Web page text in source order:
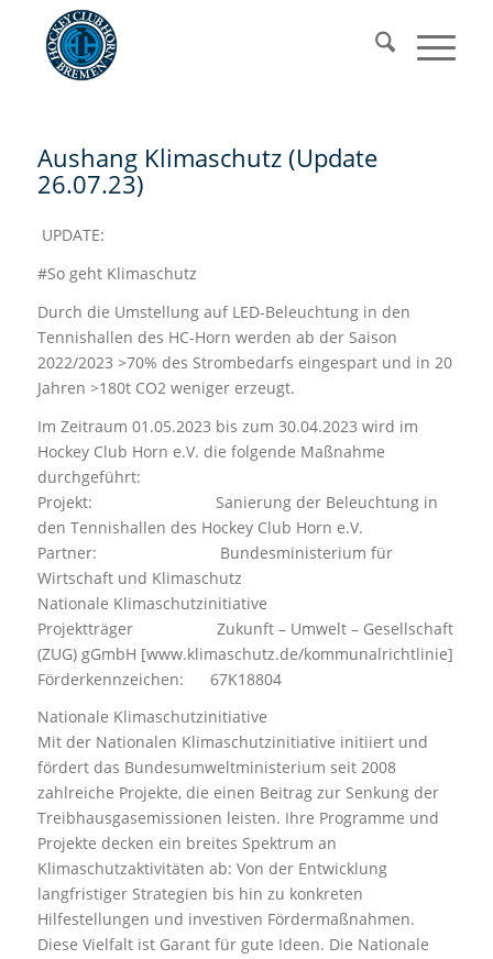
Aushang Klimaschutz (Update
26.07.23)
UPDATE:
#So geht Klimaschutz
Durch die Umstellung auf LED-Beleuchtung in den
Tennishallen des HC-Horn werden ab der Saison
2022/2023 >70% des Strombedarfs eingespart und in 20
Jahren >180t CO2 weniger erzeugt.
Im Zeitraum 01.05.2023 bis zum 30.04.2023 wird im
Hockey Club Horn e.V. die folgende Maßnahme
durchgeführt:
Projekt: Sanierung der Beleuchtung in
den Tennishallen des Hockey Club Horn e.V.
Partner: Bundesministerium für
Wirtschaft und Klimaschutz
Nationale Klimaschutzinitiative
Projektträger Zukunft – Umwelt – Gesellschaft
(ZUG) gGmbH [www.klimaschutz.de/kommunalrichtlinie]
Förderkennzeichen: 67K18804
Nationale Klimaschutzinitiative
Mit der Nationalen Klimaschutzinitiative initiiert und
fördert das Bundesumweltministerium seit 2008
zahlreiche Projekte, die einen Beitrag zur Senkung der
Treibhausgasemissionen leisten. Ihre Programme und
Projekte decken ein breites Spektrum an
Klimaschutzaktivitäten ab: Von der Entwicklung
langfristiger Strategien bis hin zu konkreten
Hilfestellungen und investiven Fördermaßnahmen.
Diese Vielfalt ist Garant für gute Ideen. Die Nationale